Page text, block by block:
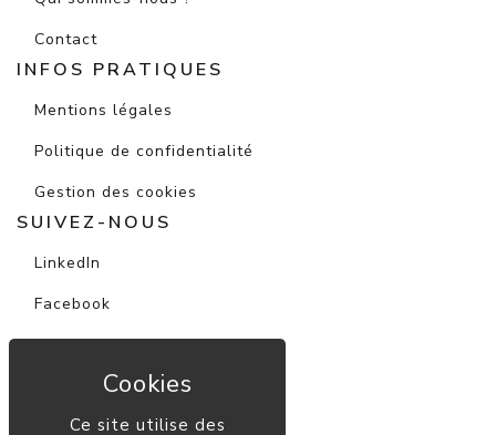
Contact
INFOS PRATIQUES
Mentions légales
Politique de confidentialité
Gestion des cookies
SUIVEZ-NOUS
LinkedIn
Facebook
Instagram
Ce site utilise des